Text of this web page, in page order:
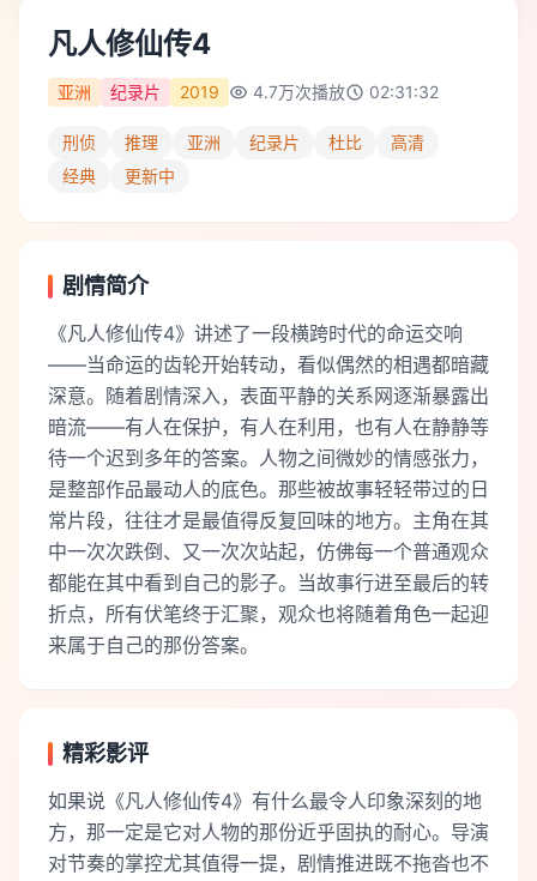
凡人修仙传4
亚洲 纪录片 2019 4.7万次播放 02:31:32
刑侦 推理 亚洲 纪录片 杜比
高清
经典
更新中
剧情简介
《凡人修仙传4》讲述了一段横跨时代的命运交响
——当命运的齿轮开始转动，看似偶然的相遇都暗藏
深意。随着剧情深入，表面平静的关系网逐渐暴露出
暗流——有人在保护，有人在利用，也有人在静静等
待一个迟到多年的答案。人物之间微妙的情感张力，
是整部作品最动人的底色。那些被故事轻轻带过的日
常片段，往往才是最值得反复回味的地方。主角在其
中一次次跌倒、又一次次站起，仿佛每一个普通观众
都能在其中看到自己的影子。当故事行进至最后的转
折点，所有伏笔终于汇聚，观众也将随着角色一起迎
来属于自己的那份答案。
精彩影评
如果说《凡人修仙传4》有什么最令人印象深刻的地
方，那一定是它对人物的那份近乎固执的耐心。导演
对节奏的掌控尤其值得一提，剧情推进既不拖沓也不